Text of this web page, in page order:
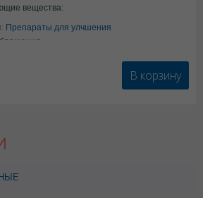
вещества:
Препараты для улчшения
В корзину